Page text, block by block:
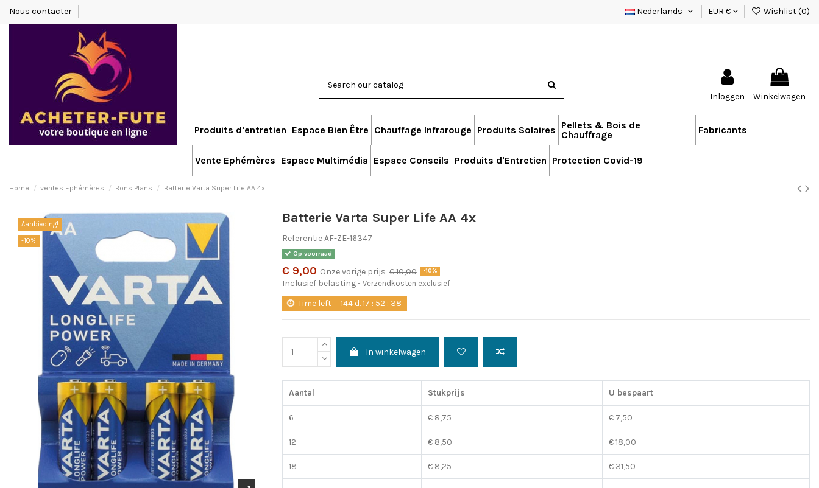
Nous contacter Nederlands EUR € Wishlist (0)
Inloggen Winkelwagen
Produits d'entretien Espace Bien Être Chauffage Infrarouge Produits Solaires Pellets & Bois de
Chauffrage
Fabricants
Vente Ephémères Espace Multimédia Espace Conseils Produits d'Entretien Protection Covid-19
Home ventes Ephémères Bons Plans Batterie Varta Super Life AA 4x
Aanbieding!
-10%
Batterie Varta Super Life AA 4x
ReferentieAF-ZE-16347
Op voorraad
€ 9,00 Onze vorige prijs € 10,00 -10%
Inclusief belasting Verzendkosten exclusief
Time left 144 d.17 : 52 : 37
In winkelwagen
Aantal Stukprijs U bespaart
6 € 8,75 € 7,50
12 € 8,50 € 18,00
18 € 8,25 € 31,50